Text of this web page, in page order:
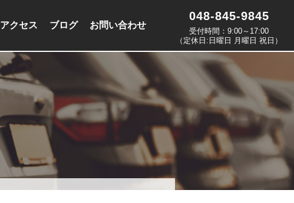
アクセス ブログ お問い合わせ
048-845-9845
受付時間：9:00～17:00
（定休日:日曜日 月曜日 祝日）